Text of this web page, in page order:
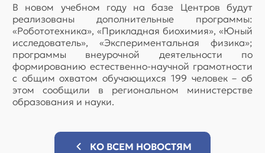
В новом учебном году на базе Центров будут
реализованы дополнительные программы:
«Робототехника», «Прикладная биохимия», «Юный
исследователь», «Экспериментальная физика»;
программы внеурочной деятельности по
формированию естественно-научной грамотности
с общим охватом обучающихся 199 человек – об
этом сообщили в региональном министерстве
образования и науки.
КО ВСЕМ НОВОСТЯМ